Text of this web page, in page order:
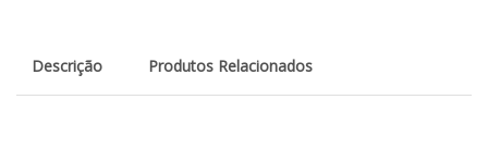
Descrição Produtos Relacionados